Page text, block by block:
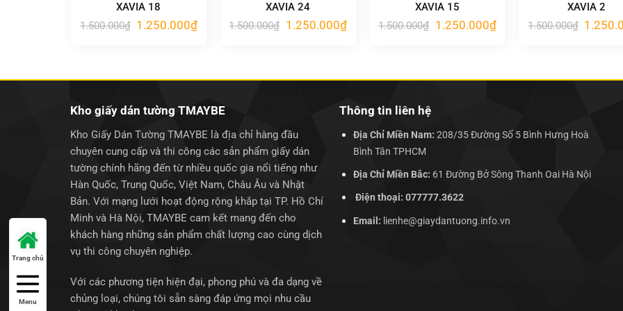
XAVIA 18
1.500.000₫ Giá
1.250.000₫Giá
XAVIA 24
1.500.000₫ Giá
1.250.000₫Giá
hiện
XAVIA 15
1.500.000₫ Giá
1.250.000₫Giá
hiện
XAVIA 2
1.500.000₫ Giá
Kho giấy dán tường TMAYBE
Kho Giấy Dán Tường TMAYBE là địa chỉ hàng đầu
chuyên cung cấp và thi công các sản phẩm giấy dán
tường chính hãng đến từ nhiều quốc gia nổi tiếng như
Hàn Quốc, Trung Quốc, Việt Nam, Châu Âu và Nhật
Bản. Với mạng lưới hoạt động rộng khắp tại TP. Hồ Chí
Minh và Hà Nội, TMAYBE cam kết mang đến cho
khách hàng những sản phẩm chất lượng cao cùng dịch
vụ thi công chuyên nghiệp.
Với các phương tiện hiện đại, phong phú và đa dạng về
chủng loại, chúng tôi sẵn sàng đáp ứng mọi nhu cầu
Thông tin liên hệ
Địa Chỉ Miền Nam: 208/35 Đường Số 5 Bình Hưng Hoà
Bình Tân TPHCM
Địa Chỉ Miền Bắc: 61 Đường Bở Sông Thanh Oai Hà Nội
Điện thoại: 077777.3622
Email: lienhe@giaydantuong.info.vn
Trang chủ
Menu